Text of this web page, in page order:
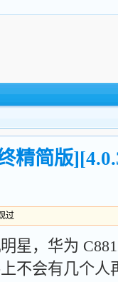
精简版
过
，华为
不会有几个人